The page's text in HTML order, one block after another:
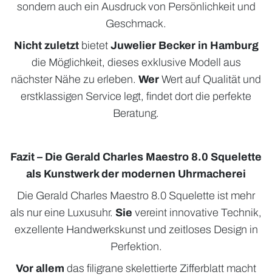
sondern auch ein Ausdruck von Persönlichkeit und
Geschmack.
Nicht zuletztbietet Juwelier Becker in Hamburg
die Möglichkeit, dieses exklusive Modell aus
nächster Nähe zu erleben. Wer Wert auf Qualität und
erstklassigen Service legt, findet dort die perfekte
Beratung.
Fazit – Die Gerald Charles Maestro 8.0 Squelette
als Kunstwerk der modernen Uhrmacherei
Die Gerald Charles Maestro 8.0 Squelette ist mehr
als nur eine Luxusuhr. Sie vereint innovative Technik,
exzellente Handwerkskunst und zeitloses Design in
Perfektion.
Vor allem das filigrane skelettierte Zifferblatt macht